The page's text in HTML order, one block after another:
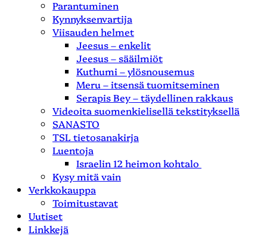
Parantuminen
Kynnyksenvartija
Viisauden helmet
Jeesus – enkelit
Jeesus – sääilmiöt
Kuthumi – ylösnousemus
Meru – itsensä tuomitseminen
Serapis Bey – täydellinen rakkaus
Videoita suomenkielisellä tekstityksellä
SANASTO
TSL tietosanakirja
Luentoja
Israelin 12 heimon kohtalo
Kysy mitä vain
Verkkokauppa
Toimitustavat
Uutiset
Linkkejä